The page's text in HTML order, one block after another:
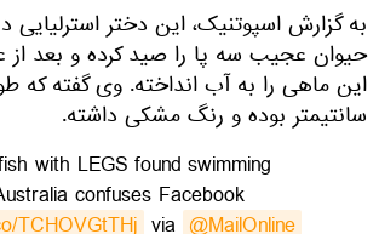
حیوان عجیب سه پا را صید کرده و بعد
سانتیمتر بوده و رنگ مشکی داشته.
with LEGS found swimming
confuses Facebook